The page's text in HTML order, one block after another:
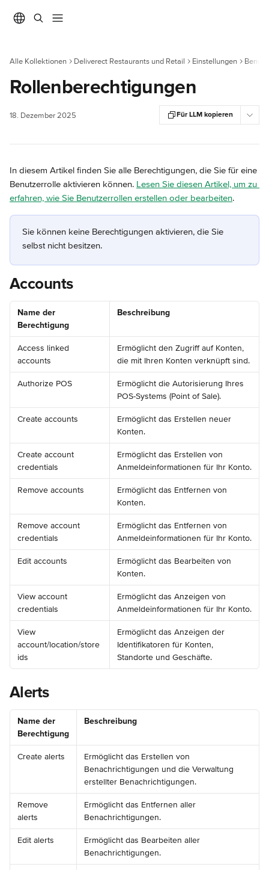
Alle Kollektionen Deliverect Restaurants und Retail Einstellungen
Rollenberechtigungen
18. Dezember 2025 Für LLM kopieren
In diesem Artikel finden Sie alle Berechtigungen, die Sie für eine
Benutzerrolle aktivieren können. Lesen Sie diesen Artikel, um zu
erfahren, wie Sie Benutzerrollen erstellen oder bearbeiten.
Sie können keine Berechtigungen aktivieren, die Sie
selbst nicht besitzen.
Accounts
Name der
Berechtigung
Beschreibung
Access linked
accounts
Ermöglicht den Zugriff auf Konten,
die mit Ihren Konten verknüpft sind.
Authorize POS
Ermöglicht die Autorisierung Ihres
POS-Systems (Point of Sale).
Create accounts
Ermöglicht das Erstellen neuer
Konten.
Create account
credentials
Ermöglicht das Erstellen von
Anmeldeinformationen für Ihr Konto.
Remove accounts
Ermöglicht das Entfernen von
Konten.
Remove account
credentials
Ermöglicht das Entfernen von
Anmeldeinformationen für Ihr Konto.
Edit accounts
Ermöglicht das Bearbeiten von
Konten.
View account
credentials
Ermöglicht das Anzeigen von
Anmeldeinformationen für Ihr Konto.
View
account/location/store
ids
Ermöglicht das Anzeigen der
Identifikatoren für Konten,
Standorte und Geschäfte.
Alerts
Name der
Berechtigung
Beschreibung
Create alerts
Ermöglicht das Erstellen von
Benachrichtigungen und die Verwaltung
erstellter Benachrichtigungen.
Remove
alerts
Ermöglicht das Entfernen aller
Benachrichtigungen.
Edit alerts
Ermöglicht das Bearbeiten aller
Benachrichtigungen.